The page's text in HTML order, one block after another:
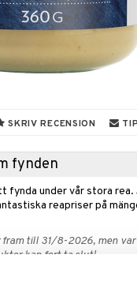
SKRIV RECENSION
fynden
fynda under vår stora rea.
reapriser på
fram till 31/8-2026, men
kan fort ta slut!